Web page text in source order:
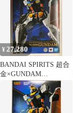
動戦士ガンダム[10]
¥ 27,280
BANDAI SPIRITS 超合
金×GUNDAM
FACTORY YOKOHAMA
GUNDAM FACTORY
YOKOHAMA RX-78F00
ガンダム 機動戦士ガ